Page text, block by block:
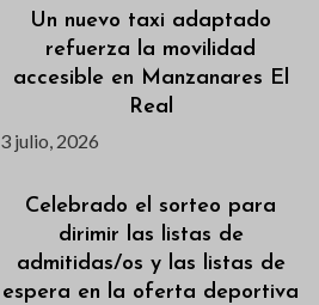
Un nuevo taxi adaptado
refuerza la movilidad
accesible en Manzanares El
Real
3 julio, 2026
Celebrado el sorteo para
dirimir las listas de
admitidas/os y las listas de
espera en la oferta deportiva